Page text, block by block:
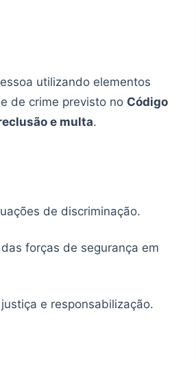
utilizando elementos
de crime previsto no Código
e multa.
de discriminação.
forças de segurança em
e responsabilização.